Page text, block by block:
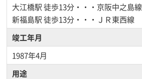
大江橋駅徒歩13分・・・京阪中之島線
新福島駅徒歩13分・・・ＪＲ東西線
竣工年月
1987年4月
用途